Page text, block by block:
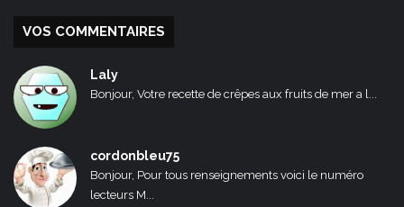
VOS COMMENTAIRES
Laly
Bonjour, Votre recette de crêpes aux fruits de mer a l...
cordonbleu75
Bonjour, Pour tous renseignements voici le numéro
lecteurs M...